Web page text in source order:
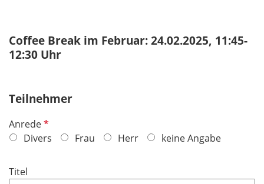
Coffee Break im Februar: 24.02.2025, 11:45-
12:30 Uhr
Teilnehmer
AnredeP
f
c
Divers Frau Herr keine Angabe
Titel